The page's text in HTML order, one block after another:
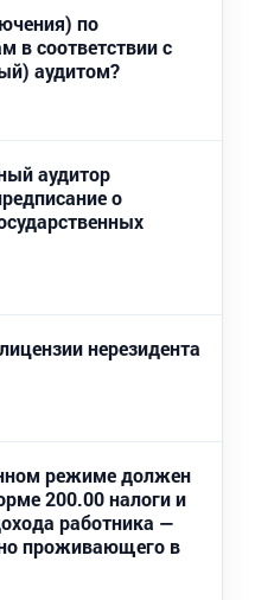
по
в соответствии с
аудитом?
аудитор
о
нерезидента
режиме должен
200.00 налоги и
работника —
проживающего в